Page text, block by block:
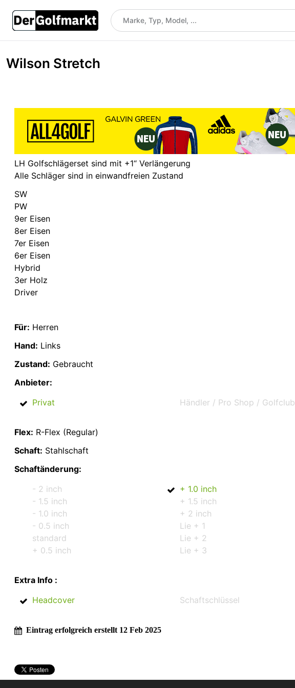
Wilson Stretch
LH Golfschlägerset sind mit +1“ Verlängerung
Alle Schläger sind in einwandfreien Zustand
SW
PW
9er Eisen
8er Eisen
7er Eisen
6er Eisen
Hybrid
3er Holz
Driver
Für: Herren
Hand: Links
Zustand: Gebraucht
Anbieter:
Privat
Händler / Pro Shop / Golfclub
Flex: R-Flex (Regular)
Schaft: Stahlschaft
Schaftänderung:
- 2 inch
- 1.5 inch
- 1.0 inch
- 0.5 inch
standard
+ 0.5 inch
+ 1.0 inch
+ 1.5 inch
+ 2 inch
Lie + 1
Lie + 2
Lie + 3
Extra Info :
Headcover
Schaftschlüssel
Eintrag erfolgreich erstellt 12 Feb 2025